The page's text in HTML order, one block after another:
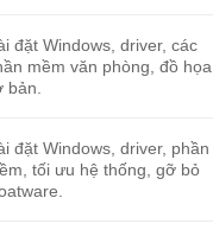
đặt Windows, driver, các
mềm văn phòng, đồ họa
bản.
đặt Windows, driver, phần
tối ưu hệ thống, gỡ bỏ